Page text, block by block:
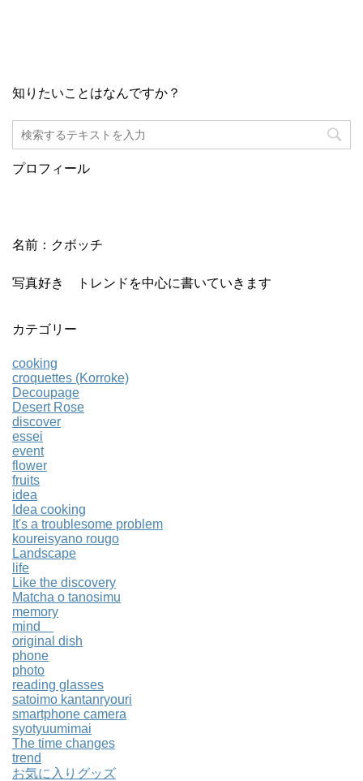
知りたいことはなんですか？
プロフィール
名前：クボッチ
写真好き トレンドを中心に書いていきます
カテゴリー
cooking
croquettes (Korroke)
Decoupage
Desert Rose
discover
essei
event
flower
fruits
idea
Idea cooking
It's a troublesome problem
koureisyano rougo
Landscape
life
Like the discovery
Matcha o tanosimu
memory
mind
original dish
phone
photo
reading glasses
satoimo kantanryouri
smartphone camera
syotyuumimai
The time changes
trend
お気に入りグッズ